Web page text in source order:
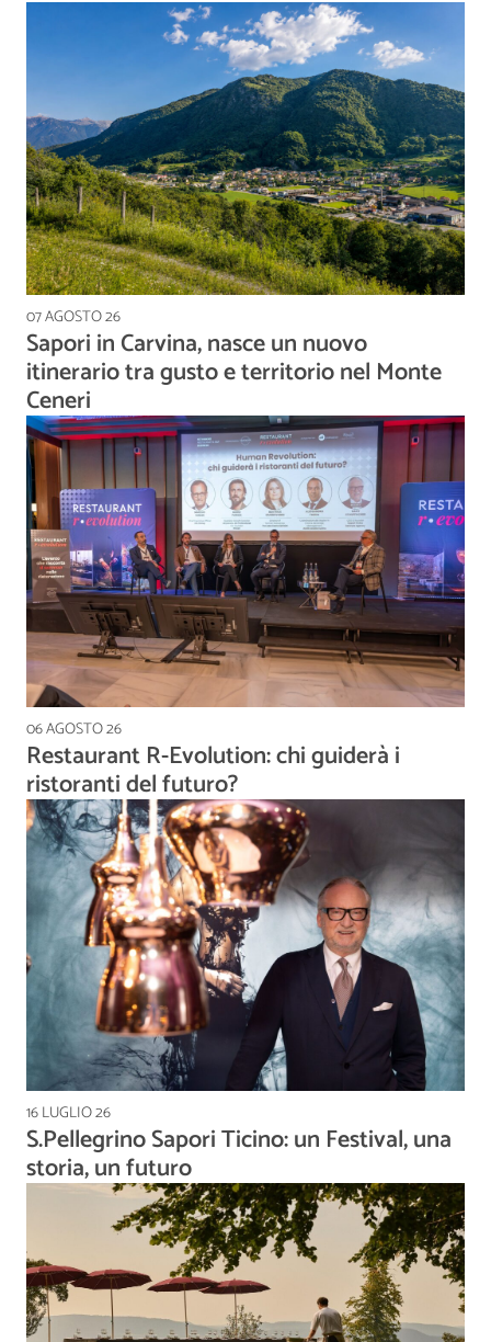
07 AGOSTO 26
Sapori in Carvina, nasce un nuovo
itinerario tra gusto e territorio nel Monte
Ceneri
06 AGOSTO 26
Restaurant R-Evolution: chi guiderà i
ristoranti del futuro?
16 LUGLIO 26
S.Pellegrino Sapori Ticino: un Festival, una
storia, un futuro